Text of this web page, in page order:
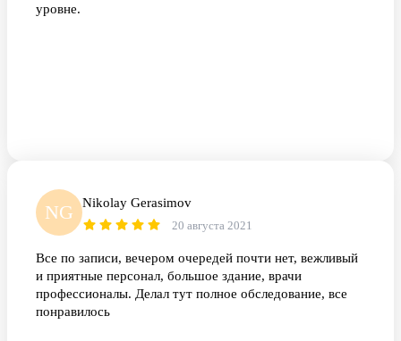
уровне.
NG Nikolay Gerasimov
20 августа 2021
Все по записи, вечером очередей почти нет, вежливый
и приятные персонал, большое здание, врачи
профессионалы. Делал тут полное обследование, все
понравилось